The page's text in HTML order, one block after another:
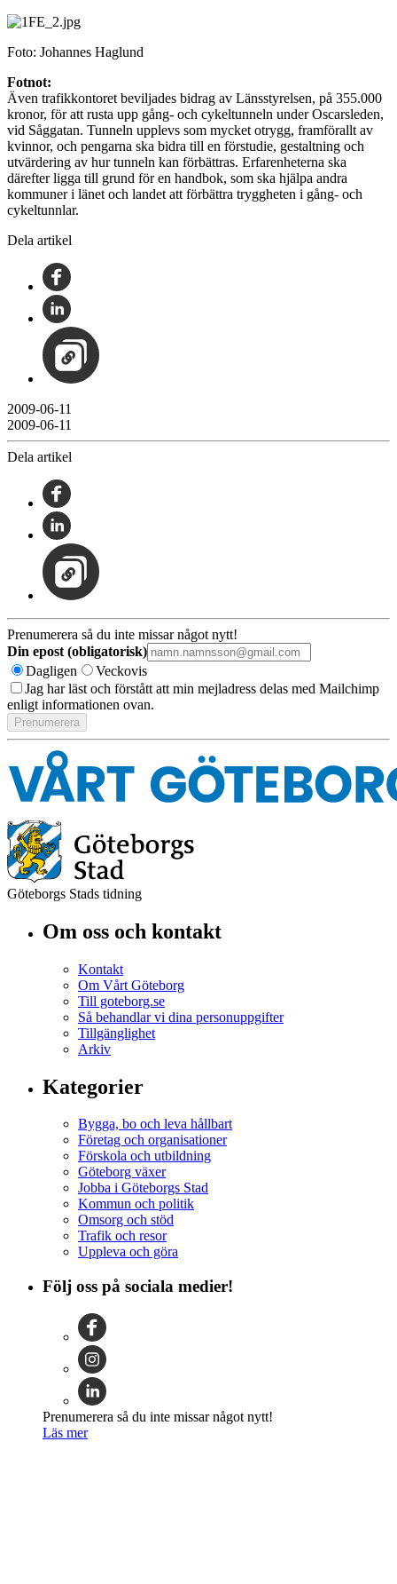
Foto: Johannes Haglund
Fotnot:
Även trafikkontoret beviljades bidrag av Länsstyrelsen, på 355.000
kronor, för att rusta upp gång- och cykeltunneln under Oscarsleden,
vid Såggatan. Tunneln upplevs som mycket otrygg, framförallt av
kvinnor, och pengarna ska bidra till en förstudie, gestaltning och
utvärdering av hur tunneln kan förbättras. Erfarenheterna ska
därefter ligga till grund för en handbok, som ska hjälpa andra
kommuner i länet och landet att förbättra tryggheten i gång- och
cykeltunnlar.
Dela artikel
2009-06-11
2009-06-11
Dela artikel
Prenumerera så du inte missar något nytt!
Din epost (obligatorisk)
Dagligen
Veckovis
Jag har läst och förstått att min mejladress delas med Mailchimp
enligt informationen ovan.
Göteborgs Stads tidning
Om oss och kontakt
Kontakt
Om Vårt Göteborg
Till goteborg.se
Så behandlar vi dina personuppgifter
Tillgänglighet
Arkiv
Kategorier
Bygga, bo och leva hållbart
Företag och organisationer
Förskola och utbildning
Göteborg växer
Jobba i Göteborgs Stad
Kommun och politik
Omsorg och stöd
Trafik och resor
Uppleva och göra
Följ oss på sociala medier!
Prenumerera så du inte missar något nytt!
Läs mer